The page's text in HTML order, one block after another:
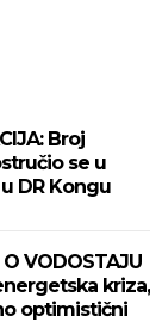
Broj
se u
DR Kongu
O VODOSTAJU
kriza,
optimistični